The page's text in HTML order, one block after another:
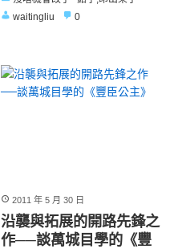
waitingliu
0
2011 年 5 月 30 日
沿襲與拓展的開路先鋒之
作──談萬城目學的《豐